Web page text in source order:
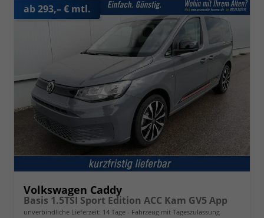
ab 293,– € mtl.
Volkswagen Caddy
Basis 1.5TSI Sport Edition ACC Kam GV5 App
unverbindliche Lieferzeit: 14 Tage Fahrzeug mit Tageszulassung